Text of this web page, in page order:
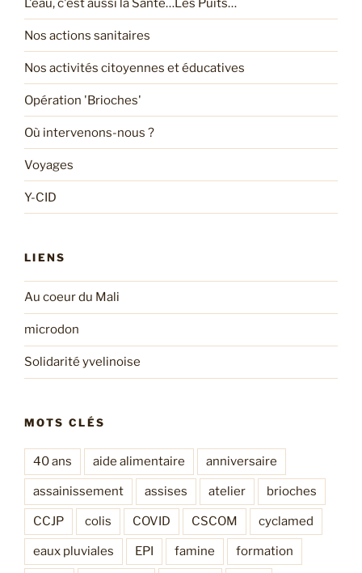
L'eau, c'est aussi la Santé…Les Puits…
Nos actions sanitaires
Nos activités citoyennes et éducatives
Opération 'Brioches'
Où intervenons-nous ?
Voyages
Y-CID
LIENS
Au coeur du Mali
microdon
Solidarité yvelinoise
MOTS CLÉS
40 ans aide alimentaire anniversaire
assainissement assises atelier brioches
CCJP colis COVID CSCOM cyclamed
eaux pluviales EPI famine formation